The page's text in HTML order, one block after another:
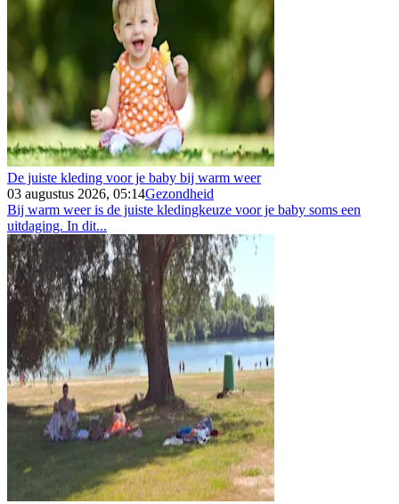
De juiste kleding voor je baby bij warm weer
03 augustus 2026, 05:14Gezondheid
Bij warm weer is de juiste kledingkeuze voor je baby soms een
uitdaging. In dit...